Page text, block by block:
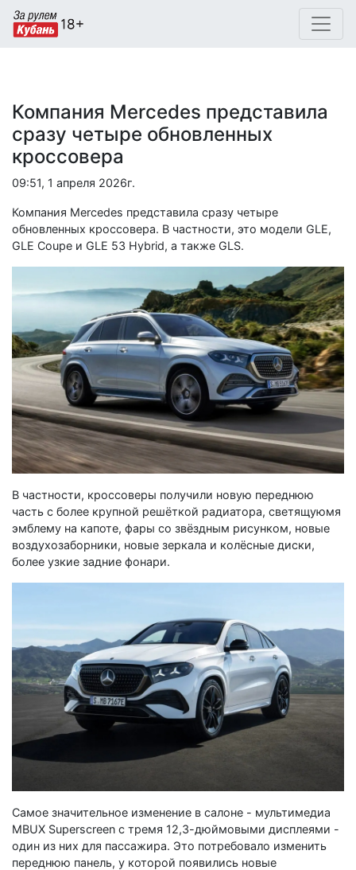
Компания Mercedes представила
сразу четыре обновленных
кроссовера
09:51, 1 апреля 2026г.
Компания Mercedes представила сразу четыре
обновленных кроссовера. В частности, это модели GLE,
GLE Coupe и GLE 53 Hybrid, а также GLS.
В частности, кроссоверы получили новую переднюю
часть с более крупной решёткой радиатора, светящуюмя
эмблему на капоте, фары со звёздным рисунком, новые
воздухозаборники, новые зеркала и колёсные диски,
более узкие задние фонари.
Самое значительное изменение в салоне - мультимедиа
MBUX Superscreen с тремя 12,3-дюймовыми дисплеями -
один из них для пассажира. Это потребовало изменить
переднюю панель, у которой появились новые